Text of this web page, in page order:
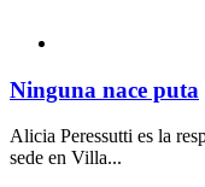
Ninguna nace puta
Alicia Peressutti es la
sede en Villa...